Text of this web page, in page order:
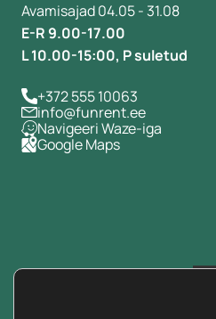
Avamisajad 04.05 - 31.08
E-R 9.00-17.00
L 10.00-15:00, P suletud
+372 555 10063
info@funrent.ee
Navigeeri Waze-iga
Google Maps